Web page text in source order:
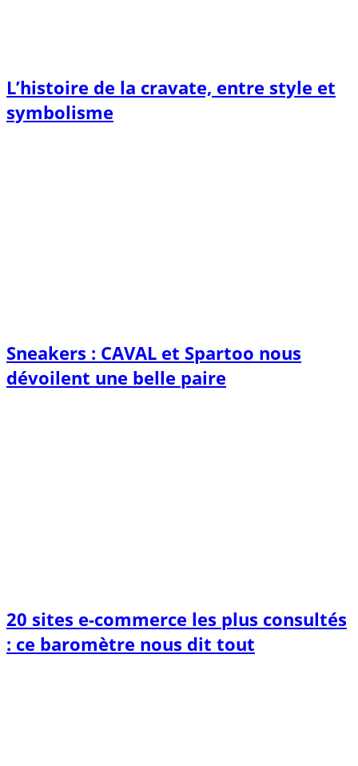
L’histoire de la cravate, entre style et
symbolisme
Sneakers : CAVAL et Spartoo nous
dévoilent une belle paire
20 sites e-commerce les plus consultés
: ce baromètre nous dit tout